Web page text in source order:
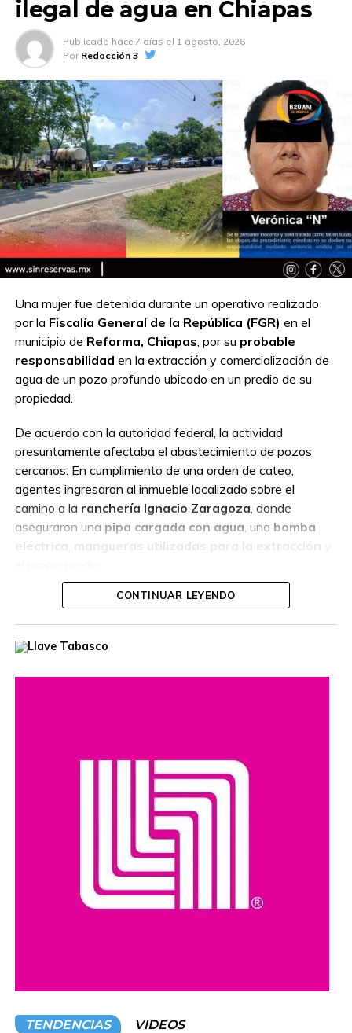
ilegal de agua en Chiapas
Publicado hace 7 días el 1 agosto, 2026
Por Redacción 3
Una mujer fue detenida durante un operativo realizado
por la Fiscalía General de la República (FGR) en el
municipio de Reforma, Chiapas, por su probable
responsabilidad en la extracción y comercialización de
agua de un pozo profundo ubicado en un predio de su
propiedad.
De acuerdo con la autoridad federal, la actividad
presuntamente afectaba el abastecimiento de pozos
cercanos. En cumplimiento de una orden de cateo,
agentes ingresaron al inmueble localizado sobre el
camino a la ranchería Ignacio Zaragoza, donde
aseguraron una pipa cargada con agua, una bomba
eléctrica
mangueras utilizadas para la extracción
En el operativo también participaron corporaciones
La mujer fue puesta a disposición del
Federal
presunto uso no autorizado de un bien de la Nación
investigaciones para determinar las responsabilidades
se presume inocente
una sentencia condenatoria emitida por la autoridad
CONTINUAR LEYENDO
TENDENCIAS VIDEOS